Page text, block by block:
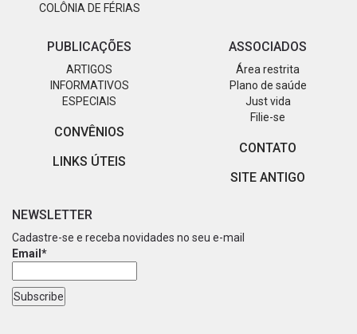
COLÔNIA DE FÉRIAS
PUBLICAÇÕES
ARTIGOS
INFORMATIVOS
ESPECIAIS
CONVÊNIOS
LINKS ÚTEIS
ASSOCIADOS
Área restrita
Plano de saúde
Just vida
Filie-se
CONTATO
SITE ANTIGO
NEWSLETTER
Cadastre-se e receba novidades no seu e-mail
Email*